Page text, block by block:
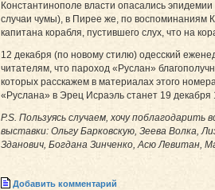
Константинополе власти опасались
случаи чумы), в Пирее же, по воспоминаниям
капитана корабля, пустившего слух, что на
12 декабря (по новому стилю) одесский
читателям, что пароход «Руслан»
которых расскажем в материалах этого
«Руслана» в Эрец Исраэль станет 19 декабря
P.S. Пользуясь случаем, хочу поблагодарить
выставки: Ольгу Барковскую, Зеева Волка,
Зданович, Богдана Зинченко, Асю Левитан,
Добавить комментарий